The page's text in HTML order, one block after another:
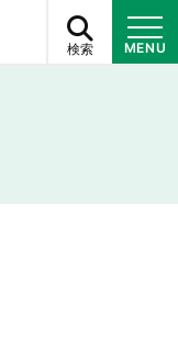
検索 MENU